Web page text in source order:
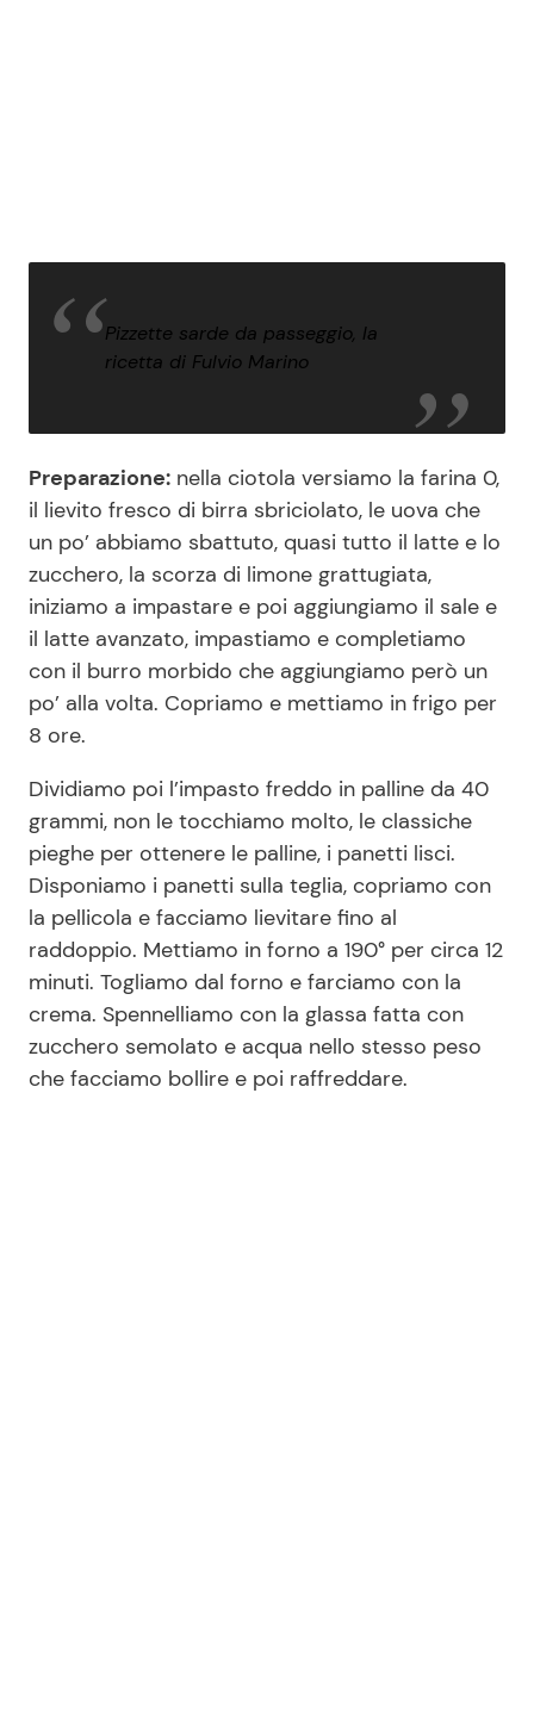
Pizzette sarde da passeggio, la
ricetta di Fulvio Marino
Preparazione: nella ciotola versiamo la farina 0,
il lievito fresco di birra sbriciolato, le uova che
un po’ abbiamo sbattuto, quasi tutto il latte e lo
zucchero, la scorza di limone grattugiata,
iniziamo a impastare e poi aggiungiamo il sale e
il latte avanzato, impastiamo e completiamo
con il burro morbido che aggiungiamo però un
po’ alla volta. Copriamo e mettiamo in frigo per
8 ore.
Dividiamo poi l’impasto freddo in palline da 40
grammi, non le tocchiamo molto, le classiche
pieghe per ottenere le palline, i panetti lisci.
Disponiamo i panetti sulla teglia, copriamo con
la pellicola e facciamo lievitare fino al
raddoppio. Mettiamo in forno a 190° per circa 12
minuti. Togliamo dal forno e farciamo con la
crema. Spennelliamo con la glassa fatta con
zucchero semolato e acqua nello stesso peso
che facciamo bollire e poi raffreddare.